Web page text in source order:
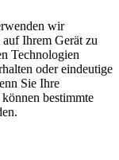
wir
Ihrem Gerät zu
Technologien
oder eindeutige
Sie Ihre
bestimmte